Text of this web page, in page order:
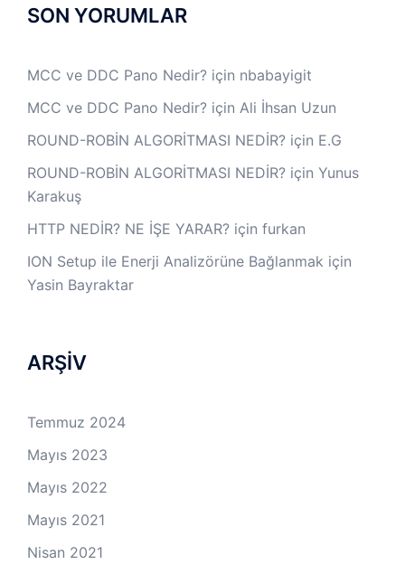
SON YORUMLAR
MCC ve DDC Pano Nedir? için nbabayigit
MCC ve DDC Pano Nedir? için Ali İhsan Uzun
ROUND-ROBİN ALGORİTMASI NEDİR? için E.G
ROUND-ROBİN ALGORİTMASI NEDİR? için Yunus
Karakuş
HTTP NEDİR? NE İŞE YARAR? için furkan
ION Setup ile Enerji Analizörüne Bağlanmak için
Yasin Bayraktar
ARŞİV
Temmuz 2024
Mayıs 2023
Mayıs 2022
Mayıs 2021
Nisan 2021